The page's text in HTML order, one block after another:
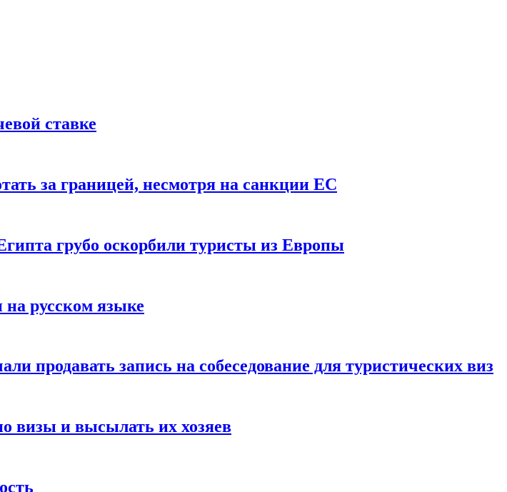
ставке
за границей, несмотря на санкции ЕС
грубо оскорбили туристы из Европы
русском языке
продавать запись на собеседование для туристических виз
визы и высылать их хозяев